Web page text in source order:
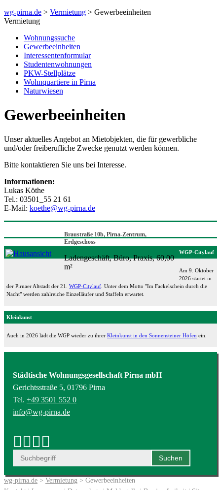
wg-pirna.de > Vermietung > Gewerbeeinheiten
Vermietung
Wohnungssuche
Gewerbeeinheiten
Interessentenformular
Studentenwohnungen
PKW-Stellplätze
Wohnquartiere in Pirna
Naturwiesen
Gewerbeeinheiten
Unser aktuelles Angebot an Mietobjekten, die für gewerbliche
und/oder freiberufliche Zwecke genutzt werden können.
Bitte kontaktieren Sie uns bei Interesse.
Informationen:
Lukas Köthe
Tel.: 03501_55 21 61
E-Mail: koethe@wg-pirna.de
Braustraße 10b, Pirna-Zentrum,
Erdgeschoss
Ladengeschäft, Büro, Praxis, 60,00
m²
WGP-Citylauf
Am 9. Oktober
2026 startet in
der Pirnaer Altstadt der 21. WGP-Citylauf . Unter dem Motto "Im Fackelschein durch die
Nacht" werden zahlreiche Einzelläufer und Staffeln erwartet.
Kleinkunst
Auch in 2026 lädt die WGP wieder zu ihrer Kleinkunst in den Sonnensteiner Höfen ein.
Städtische Wohnungsgesellschaft Pirna mbH
Gerichtsstraße 5, 01796 Pirna
Tel. +49 3501 552 0
info@wg-pirna.de
wg-pirna.de > Vermietung > Gewerbeeinheiten